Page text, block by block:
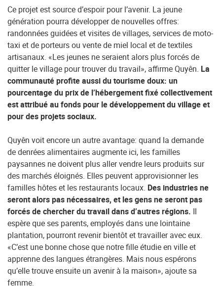
Ce projet est source d’espoir pour l’avenir. La jeune
génération pourra développer de nouvelles offres:
randonnées guidées et visites de villages, services de moto-
taxi et de porteurs ou vente de miel local et de textiles
artisanaux. «Les jeunes ne seraient alors plus forcés de
quitter le village pour trouver du travail», affirme Quyên. La
communauté profite aussi du tourisme doux: un
pourcentage du prix de l’hébergement fixé collectivement
est attribué au fonds pour le développement du village et
pour des projets sociaux.
Quyên voit encore un autre avantage: quand la demande
de denrées alimentaires augmente ici, les familles
paysannes ne doivent plus aller vendre leurs produits sur
des marchés éloignés. Elles peuvent approvisionner les
familles hôtes et les restaurants locaux. Des industries ne
seront alors pas nécessaires, et les gens ne seront pas
forcés de chercher du travail dans d’autres régions. Il
espère que ses parents, employés dans une lointaine
plantation, pourront revenir bientôt et travailler avec eux.
«C’est une bonne chose que notre fille étudie en ville et
apprenne des langues étrangères. Mais nous espérons
qu’elle trouve ensuite un avenir à la maison», ajoute sa
femme.